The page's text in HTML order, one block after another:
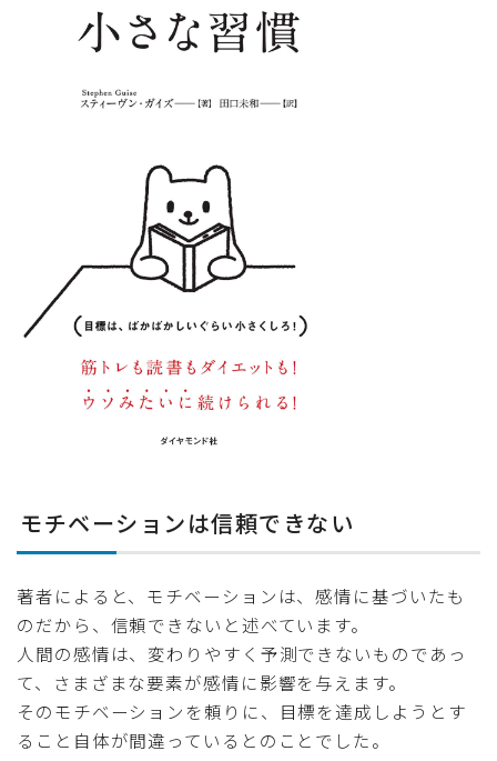
モチベーションは信頼できない
著者によると、モチベーションは、感情に基づいたも
のだから、信頼できないと述べています。
人間の感情は、変わりやすく予測できないものであっ
て、さまざまな要素が感情に影響を与えます。
そのモチベーションを頼りに、目標を達成しようとす
ること自体が間違っているとのことでした。